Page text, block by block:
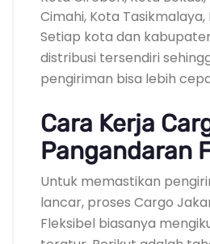
Cimahi, Kota Tasikmalaya,
Setiap kota dan
distribusi tersendiri
pengiriman bisa lebih
Cara Kerja
Pangandaran
Untuk memastikan
lancar, proses Cargo
Fleksibel biasanya